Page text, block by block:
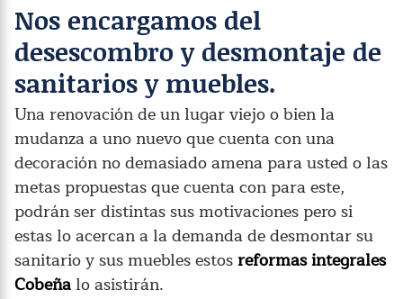
Nos encargamos del
desescombro y desmontaje de
sanitarios y muebles.
Una renovación de un lugar viejo o bien la
mudanza a uno nuevo que cuenta con una
decoración no demasiado amena para usted o las
metas propuestas que cuenta con para este,
podrán ser distintas sus motivaciones pero si
estas lo acercan a la demanda de desmontar su
sanitario y sus muebles estosreformas integrales
Cobeña lo asistirán.